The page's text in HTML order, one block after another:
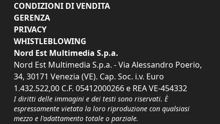
CONDIZIONI DI VENDITA
GERENZA
PRIVACY
WHISTLEBLOWING
Nord Est Multimedia S.p.a.
Nord Est Multimedia S.p.a. - Via Alessandro Poerio,
34, 30171 Venezia (VE). Cap. Soc. i.v. Euro
1.432.522,00 C.F. 05412000266 e REA VE-454332
I diritti delle immagini e dei testi sono riservati. È
espressamente vietata la loro riproduzione con qualsiasi
mezzo e l'adattamento totale o parziale.